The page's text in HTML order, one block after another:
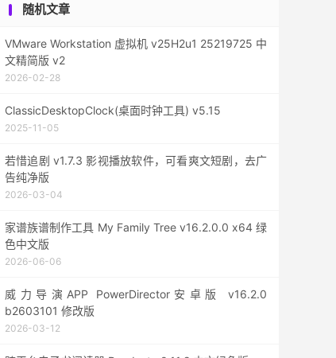
随机文章
VMware Workstation 虚拟机 v25H2u1 25219725 中
文精简版 v2
2026-02-28
ClassicDesktopClock(桌面时钟工具) v5.15
2025-11-05
若惜追剧 v1.7.3 影视播放软件，可看爽文短剧，去广
告纯净版
2026-03-04
家谱族谱制作工具 My Family Tree v16.2.0.0 x64 绿
色中文版
2026-06-06
威力导演APP PowerDirector安卓版 v16.2.0
b2603101 修改版
2026-03-12